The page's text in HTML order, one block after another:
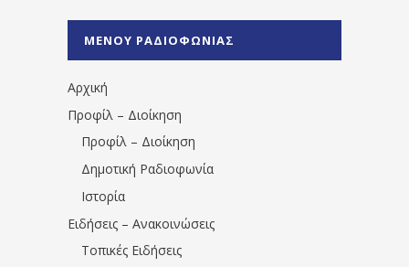
1531194763766854/" artist="" ]
ΜΕΝΟΥ ΡΑΔΙΟΦΩΝΙΑΣ
Αρχική
Προφίλ – Διοίκηση
Προφίλ – Διοίκηση
Δημοτική Ραδιοφωνία
Ιστορία
Ειδήσεις – Ανακοινώσεις
Τοπικές Ειδήσεις